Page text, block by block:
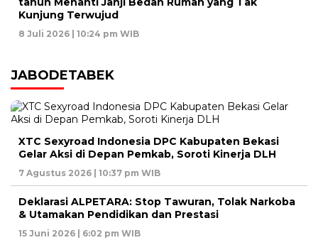
Kunjung Terwujud
8 Juli 2026 | 10:24 pm WIB
JABODETABEK
XTC Sexyroad Indonesia DPC Kabupaten Bekasi
Gelar Aksi di Depan Pemkab, Soroti Kinerja DLH
7 Agustus 2026 | 10:37 pm WIB
Deklarasi ALPETARA: Stop Tawuran, Tolak Narkoba
& Utamakan Pendidikan dan Prestasi
15 Juni 2026 | 6:02 pm WIB